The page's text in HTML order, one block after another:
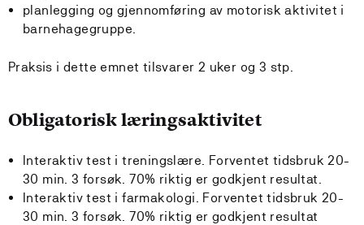
planlegging og gjennomføring av motorisk aktivitet i
barnehagegruppe.
Praksis i dette emnet tilsvarer 2 uker og 3 stp.
Obligatorisk læringsaktivitet
Interaktiv test i treningslære. Forventet tidsbruk 20-
30 min. 3 forsøk. 70% riktig er godkjent resultat.
Interaktiv test i farmakologi. Forventet tidsbruk 20-
30 min. 3 forsøk. 70% riktig er godkjent resultat